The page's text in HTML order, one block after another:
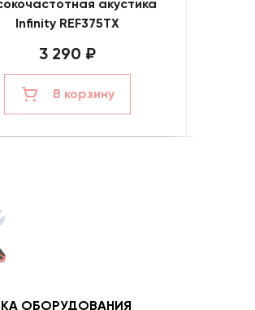
акустика
Infinity REF375TX
3 290 ₽
В корзину
ОБОРУДОВАНИЯ